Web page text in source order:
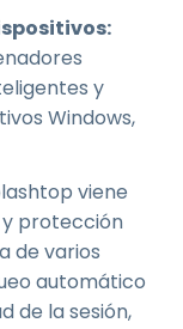
y
Windows,
viene
protección
de varios
automático
de la sesión,